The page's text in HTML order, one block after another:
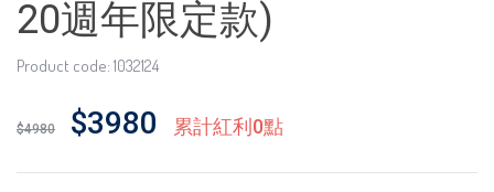
20週年限定款)
Product code: 1032124
$4980 $3980 累計紅利0點